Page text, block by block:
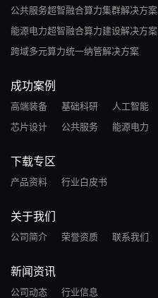
公共服务超智融合算力集群解决方案
能源电力超智融合算力建设解决方案
跨域多元算力统一纳管解决方案
成功案例
高端装备 基础科研 人工智能
芯片设计
公共服务 能源电力
下载专区
产品资料 行业白皮书
关于我们
公司简介 荣誉资质 联系我们
新闻资讯
公司动态 行业信息